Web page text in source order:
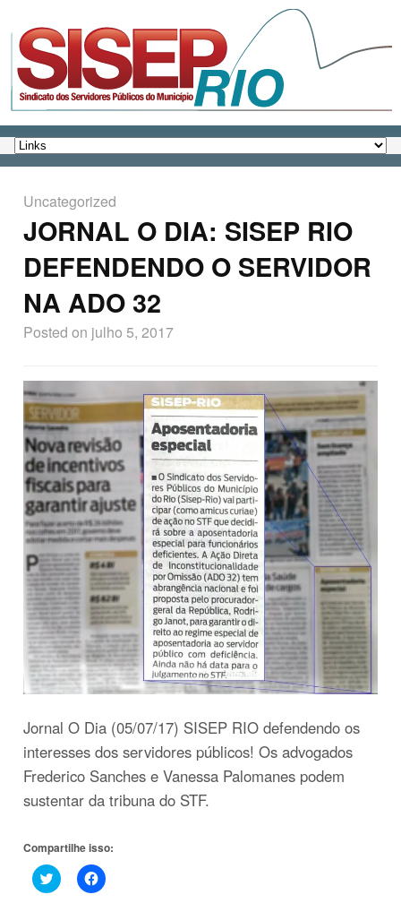
Uncategorized
JORNAL O DIA: SISEP RIO
DEFENDENDO O SERVIDOR
NA ADO 32
Posted on julho 5, 2017
Jornal O Dia (05/07/17) SISEP RIO defendendo os
interesses dos servidores públicos! Os advogados
Frederico Sanches e Vanessa Palomanes podem
sustentar da tribuna do STF.
Compartilhe isso:
Clique
para
Clique
para